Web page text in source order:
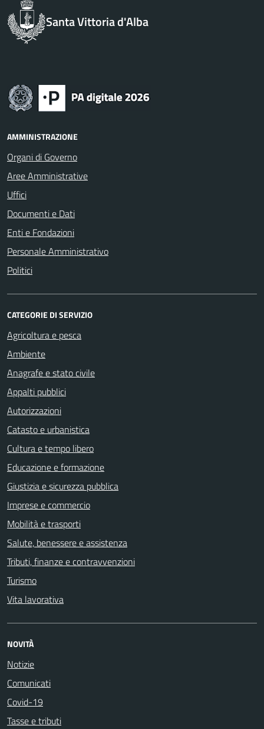
Santa Vittoria d'Alba
AMMINISTRAZIONE
Organi di Governo
Aree Amministrative
Uffici
Documenti e Dati
Enti e Fondazioni
Personale Amministrativo
Politici
CATEGORIE DI SERVIZIO
Agricoltura e pesca
Ambiente
Anagrafe e stato civile
Appalti pubblici
Autorizzazioni
Catasto e urbanistica
Cultura e tempo libero
Educazione e formazione
Giustizia e sicurezza pubblica
Imprese e commercio
Mobilità e trasporti
Salute, benessere e assistenza
Tributi, finanze e contravvenzioni
Turismo
Vita lavorativa
NOVITÀ
Notizie
Comunicati
Covid-19
Tasse e tributi